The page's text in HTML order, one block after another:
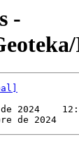
-
2024
de 2024